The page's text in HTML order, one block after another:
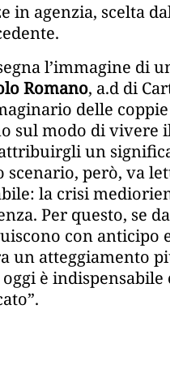
in agenzia, scelta
l’immagine di
Romano, a.d di
delle
sul modo di vivere
un
però, va
la crisi
Per questo, se
con anticipo
un atteggiamento
è